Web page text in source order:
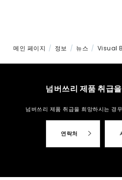
메인 페이지 정보 뉴스 Visual
넘버쓰리 제품 취급
넘버쓰리 제품 취급을 희망하시는 경
연락처